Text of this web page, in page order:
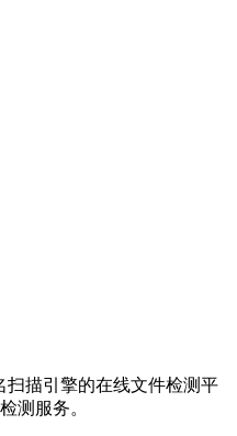
扫描引擎的在线文件检测平
测服务。